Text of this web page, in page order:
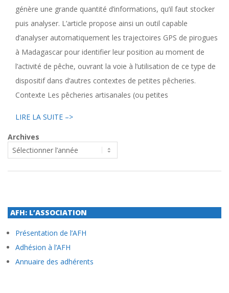
génère une grande quantité d’informations, qu’il faut stocker
puis analyser. L’article propose ainsi un outil capable
d’analyser automatiquement les trajectoires GPS de pirogues
à Madagascar pour identifier leur position au moment de
l’activité de pêche, ouvrant la voie à l’utilisation de ce type de
dispositif dans d’autres contextes de petites pêcheries.
Contexte Les pêcheries artisanales (ou petites
LIRE LA SUITE –>
Archives
13
AFH: L’ASSOCIATION
Présentation de l’AFH
Adhésion à l’AFH
Annuaire des adhérents